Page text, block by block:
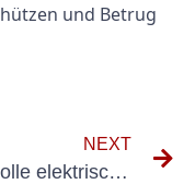
und Betrug
NEXT
Die Rolle elektrisch geschulter Personen beim Testen tragbarer elektrischer Geräte